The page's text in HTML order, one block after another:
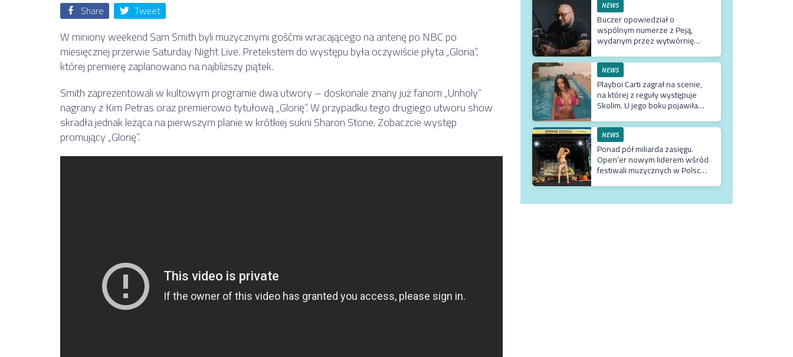
Share Tweet
W miniony weekend Sam Smith byli muzycznymi gośćmi wracającego na antenę po NBC po
miesięcznej przerwie Saturday Night Live. Pretekstem do występu była oczywiście płyta „Gloria”,
której premierę zaplanowano na najbliższy piątek.
Smith zaprezentowali w kultowym programie dwa utwory – doskonale znany już fanom „Unholy”
nagrany z Kim Petras oraz premierowo tytułową „Glorię”. W przypadku tego drugiego utworu show
skradła jednak leżąca na pierwszym planie w krótkiej sukni Sharon Stone. Zobaczcie występ
promujący „Glorię”.
NEWS
Buczer opowiedział o
wspólnym numerze z Peją,
wydanym przez wytwórnię
dlaczego klip z Rychem zniknął
z kanału Wielkie Joł
NEWS
Playboi Carti zagrał na scenie,
na której z reguły występuje
Skolim. U jego boku pojawiła
NEWS
Ponad pół miliarda zasięgu.
Open’er nowym liderem wśród
festiwali muzycznych w Polsce.